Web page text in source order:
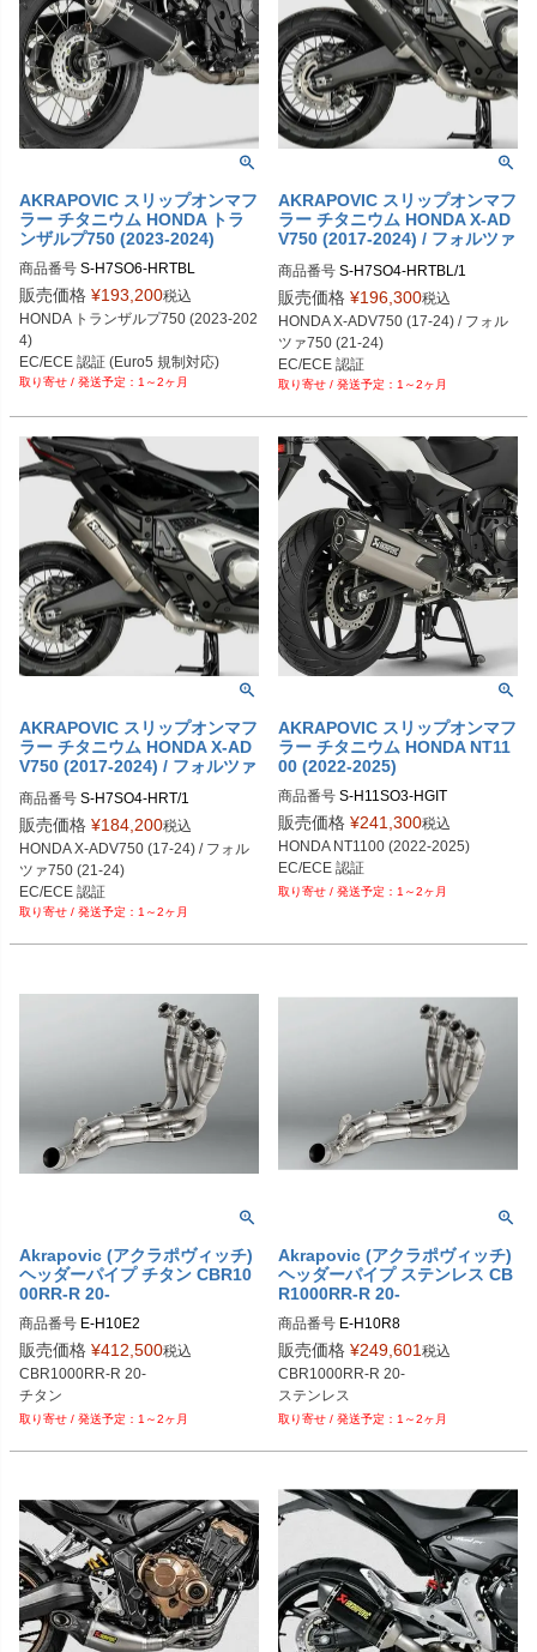
AKRAPOVIC スリップオンマフ
ラー チタニウム HONDA トラ
ンザルプ750 (2023-2024)
商品番号 S-H7SO6-HRTBL
販売価格 ¥193,200税込
HONDA トランザルプ750 (2023-202
4)
EC/ECE 認証 (Euro5 規制対応)
1～2ヶ月
AKRAPOVIC スリップオンマフ
ラー チタニウム HONDA X-AD
V750 (2017-2024) / フォルツァ
商品番号 S-H7SO4-HRTBL/1
販売価格 ¥196,300税込
HONDA X-ADV750 (17-24) / フォル
ツァ750 (21-24)
EC/ECE 認証
1～2ヶ月
AKRAPOVIC スリップオンマフ
ラー チタニウム HONDA X-AD
V750 (2017-2024) / フォルツァ
商品番号 S-H7SO4-HRT/1
販売価格 ¥184,200税込
HONDA X-ADV750 (17-24) / フォル
ツァ750 (21-24)
EC/ECE 認証
1～2ヶ月
AKRAPOVIC スリップオンマフ
ラー チタニウム HONDA NT11
00 (2022-2025)
商品番号 S-H11SO3-HGIT
販売価格 ¥241,300税込
HONDA NT1100 (2022-2025)
EC/ECE 認証
1～2ヶ月
Akrapovic (アクラポヴィッチ)
ヘッダーパイプ チタン CBR10
00RR-R 20-
商品番号 E-H10E2
販売価格 ¥412,500税込
CBR1000RR-R 20-
チタン
1～2ヶ月
Akrapovic (アクラポヴィッチ)
ヘッダーパイプ ステンレス CB
R1000RR-R 20-
商品番号 E-H10R8
販売価格 ¥249,601 税込
CBR1000RR-R 20-
1～2ヶ月